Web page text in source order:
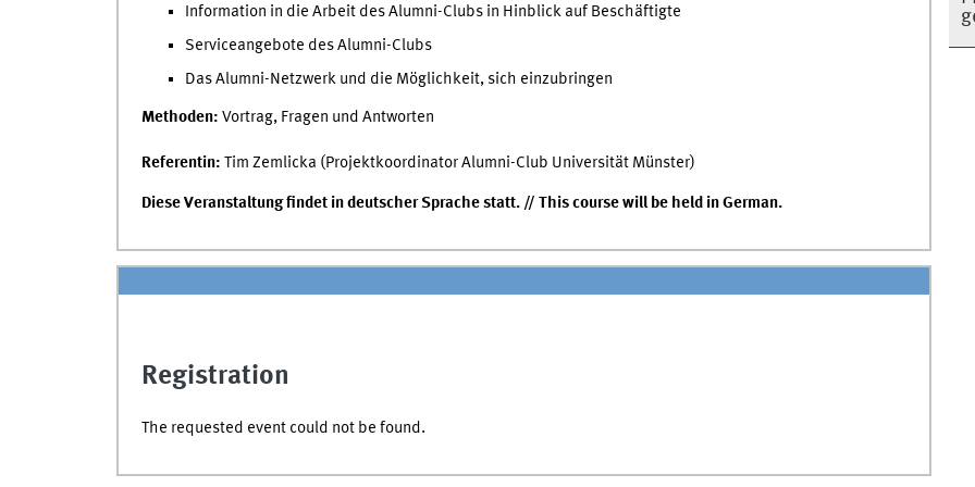
Information in die Arbeit des Alumni-Clubs in Hinblick auf Beschäftigte
Serviceangebote des Alumni-Clubs
Das Alumni-Netzwerk und die Möglichkeit, sich einzubringen
Methoden: Vortrag, Fragen und Antworten
Referentin: Tim Zemlicka (Projektkoordinator Alumni-Club Universität Münster)
Diese Veranstaltung findet in deutscher Sprache statt. // This course will be held in German.
Registration
The requested event could not be found.